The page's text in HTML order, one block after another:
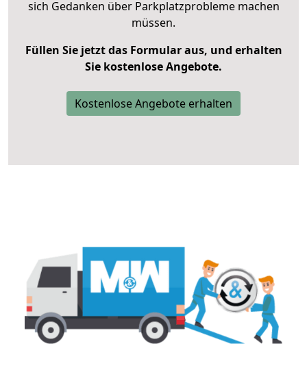
sich Gedanken über Parkplatzprobleme machen
müssen.
Füllen Sie jetzt das Formular aus, und erhalten
Sie kostenlose Angebote.
Kostenlose Angebote erhalten